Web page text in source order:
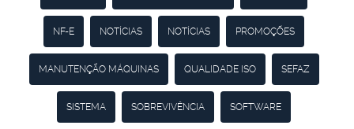
NF-E NOTÍCIAS NOTÍCIAS PROMOÇÕES
MANUTENÇÃO MÁQUINAS QUALIDADE ISO SEFAZ
SISTEMA SOBREVIVÊNCIA SOFTWARE